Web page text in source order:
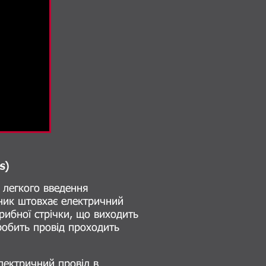
введення
штовхає електричний
стрічки, що виходить
провід проходить